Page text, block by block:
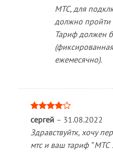
МТС, для
должно пройти
Тариф должен
ежемесячно).
Оценка
из 5
сергей – 31.08.2022
Здравствуйтк, хочу
мтс и ваш тариф ” МТС